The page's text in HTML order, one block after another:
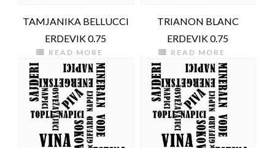
TAMJANIKA BELLUCCI
ERDEVIK 0.75
READ MORE
TRIANON BLANC
ERDEVIK 0.75
READ MORE